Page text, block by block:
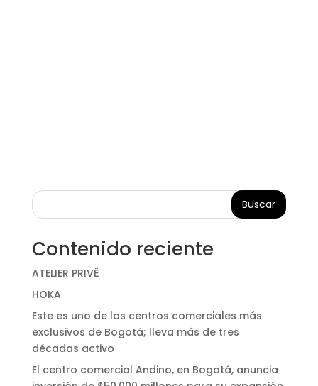
Buscar
Contenido reciente
ATELIER PRIVÊ
HOKA
Este es uno de los centros comerciales más
exclusivos de Bogotá; lleva más de tres
décadas activo
El centro comercial Andino, en Bogotá, anuncia